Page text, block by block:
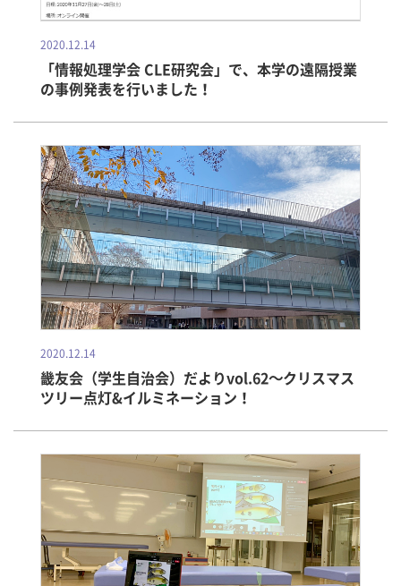
2020.12.14
「情報処理学会 CLE研究会」で、本学の遠隔授業
の事例発表を行いました！
2020.12.14
畿友会（学生自治会）だよりvol.62～クリスマス
ツリー点灯&イルミネーション！